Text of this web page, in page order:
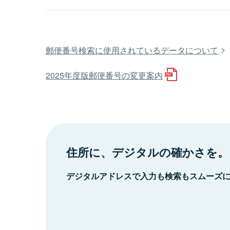
郵便番号検索に使用されているデータについて
2025年度版郵便番号の変更案内
住所に、デジタルの確かさを。
デジタルアドレスで入力も検索もスムーズ